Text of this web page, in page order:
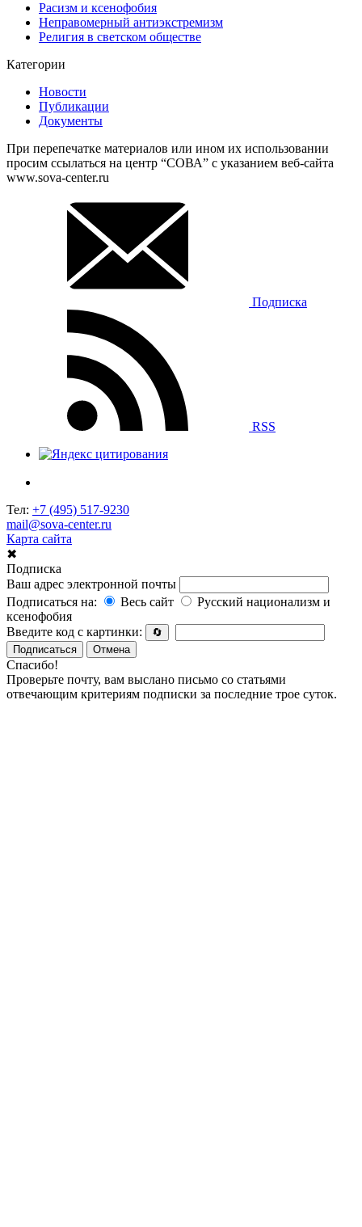
Расизм и ксенофобия
Неправомерный антиэкстремизм
Религия в светском обществе
Категории
Новости
Публикации
Документы
При перепечатке материалов или ином их использовании
просим ссылаться на центр “СОВА” с указанием веб-сайта
www.sova-center.ru
Подписка
RSS
Тел: +7 (495) 517-9230
mail@sova-center.ru
Карта сайта
✖
Подписка
Ваш адрес электронной почты
Подписаться на:
Весь сайт
Русский национализм и
ксенофобия
Введите код с картинки:
🔄
Подписаться
Отмена
Спасибо!
Проверьте почту, вам выслано письмо со статьями
отвечающим критериям подписки за последние трое суток.